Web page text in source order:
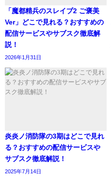
「魔都精兵のスレイブ2 ご褒美
Ver」どこで見れる？おすすめの
配信サービスやサブスク徹底解
説！
2026年1月31日
炎炎ノ消防隊の3期はどこで見れ
る？おすすめの配信サービスや
サブスク徹底解説！
2025年7月14日